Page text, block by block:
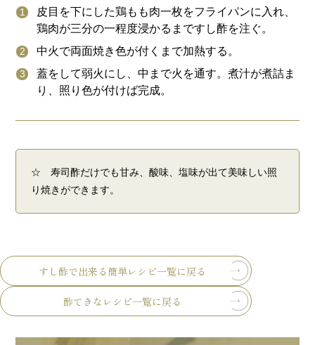
皮目を下にした鶏もも肉一枚をフライパンに入れ、
鶏肉が三分の一程度浸かるまですし酢を注ぐ。
中火で両面焼き色が付くまで加熱する。
蓋をして弱火にし、中まで火を通す。煮汁が煮詰ま
り、照り色が付けば完成。
☆ 寿司酢だけでも甘み、酸味、塩味が出て美味しい照
り焼きができます。
すし酢で出来る簡単レシピ一覧に戻る
酢てきなレシピ一覧に戻る